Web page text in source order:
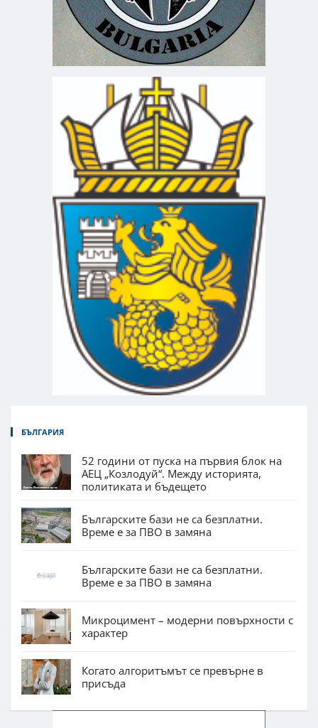
БЪЛГАРИЯ
52 години от пуска на първия блок на
АЕЦ „Козлодуй“. Между историята,
политиката и бъдещето
Българските бази не са безплатни.
Време е за ПВО в замяна
Българските бази не са безплатни.
Време е за ПВО в замяна
Микроцимент – модерни повърхности с
характер
Когато алгоритъмът се превърне в
присъда